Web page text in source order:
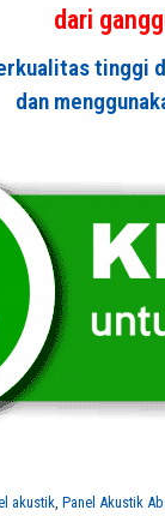
dari
tinggi
dan
akustik ,Panel Akustik